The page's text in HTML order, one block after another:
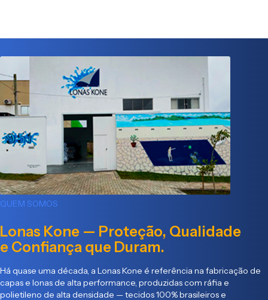
QUEM SOMOS
Lonas Kone — Proteção, Qualidade
e Confiança que Duram.
Há quase uma década, a Lonas Kone é referência na fabricação de
capas e lonas de alta performance, produzidas com ráfia e
polietileno de alta densidade — tecidos 100% brasileiros e